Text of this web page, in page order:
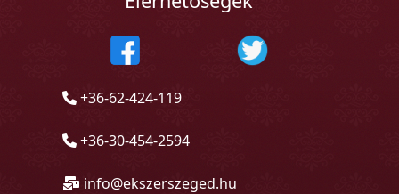
+36-62-424-119
+36-30-454-2594
info@ekszerszeged.hu